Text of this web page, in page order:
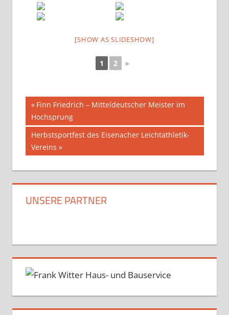
[SHOW AS SLIDESHOW]
1 2 ►
Beitragsnavigation
Vorheriger
Beitrag:
Finn Friedrich – Mitteldeutscher Meister im
Hochsprung
Nächster
Beitrag:
Herbstsportfest des Eisenacher Leichtathletik-
Vereins
UNSERE PARTNER